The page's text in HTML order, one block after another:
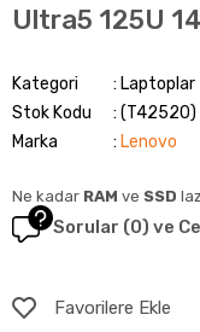
Ultra5 125U
Kategori
Laptoplar
Stok Kodu
(T42520)
Marka
: Lenovo
Ne kadar RAM ve SSD
Sorular (0) ve
Favorilere Ekle